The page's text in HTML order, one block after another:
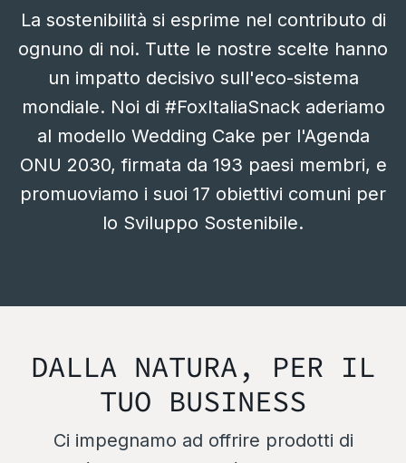
DALLA NATURA, PER IL
TUO BUSINESS
Ci impegnamo ad offrire prodotti di
La sostenibilità si esprime nel contributo di
ognuno di noi. Tutte le nostre scelte hanno
un impatto decisivo sull'eco-sistema
mondiale. Noi di #FoxItaliaSnack aderiamo
al modello Wedding Cake per l'Agenda
ONU 2030, firmata da 193 paesi membri, e
promuoviamo i suoi 17 obiettivi comuni per
lo Sviluppo Sostenibile.